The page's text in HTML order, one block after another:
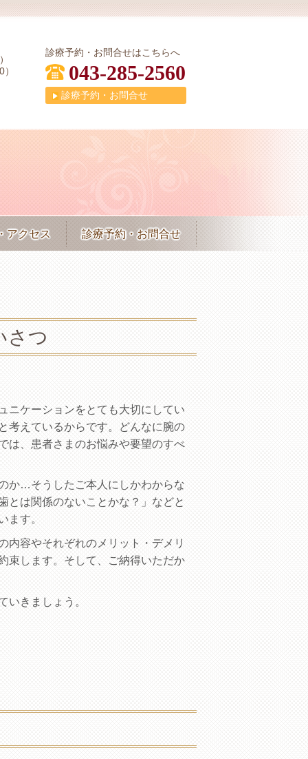
診療予約・お問合せはこちらへ
043-285-2560
診療予約・お問合せ
アクセス 診療予約・お問合せ
さつ
ニケーションをとても大切にしてい
考えているからです。どんなに腕の
は、患者さまのお悩みや要望のすべ
か…そうしたご本人にしかわからな
とは関係のないことかな？」などと
ます。
内容やそれぞれのメリット・デメリ
束します。そして、ご納得いただか
いきましょう。